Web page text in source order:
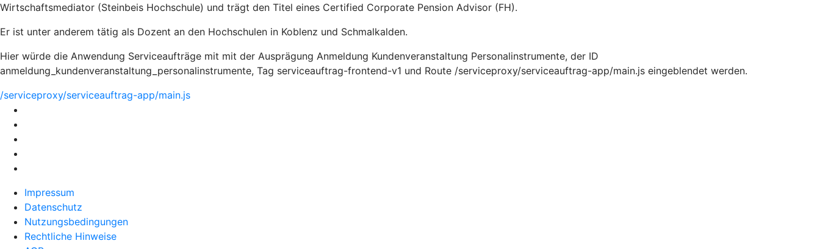
Wirtschaftsmediator (Steinbeis Hochschule) und trägt den Titel eines Certified Corporate Pension Advisor (FH).
Er ist unter anderem tätig als Dozent an den Hochschulen in Koblenz und Schmalkalden.
Hier würde die Anwendung Serviceaufträge mit mit der Ausprägung Anmeldung Kundenveranstaltung Personalinstrumente, der ID
anmeldung_kundenveranstaltung_personalinstrumente, Tag serviceauftrag-frontend-v1 und Route /serviceproxy/serviceauftrag-app/main.js eingeblendet werden.
/serviceproxy/serviceauftrag-app/main.js
Impressum
Datenschutz
Nutzungsbedingungen
Rechtliche Hinweise